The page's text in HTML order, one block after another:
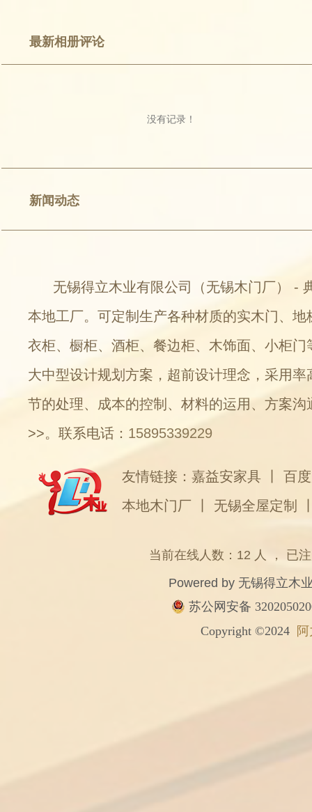
最新相册评论
没有记录！
新闻动态
无锡得立木业有限公司（无锡木门厂） -
本地工厂。可定制生产各种材质的实木门、
衣柜、橱柜、酒柜、餐边柜、木饰面、小柜
大中型设计规划方案，超前设计理念，采用
节的处理、成本的控制、材料的运用、方案
>>。联系电话： 15895339229
友情链接： 嘉益安家具
百
本地木门厂
无锡全屋定制
当前在线人数：12 人 ， 已
Powered by 无锡得立木
苏公网安备
Copyright ©2024